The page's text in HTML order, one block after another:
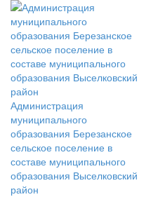
Администрация
муниципального
образования Березанское
сельское поселение в
составе муниципального
образования Выселковский
район